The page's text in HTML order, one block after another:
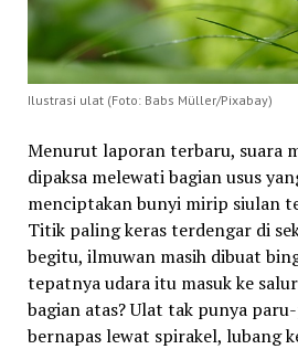
Ilustrasi ulat (Foto: Babs Müller/Pixabay)
Menurut laporan terbaru, suara
dipaksa melewati bagian usus
menciptakan bunyi mirip siulan
Titik paling keras terdengar di
begitu, ilmuwan masih dibuat
tepatnya udara itu masuk ke
bagian atas? Ulat tak punya
bernapas lewat spirakel, lubang